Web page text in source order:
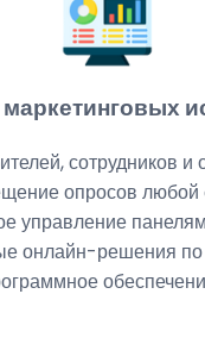
сотрудников и
опросов любой
управление
онлайн-решения